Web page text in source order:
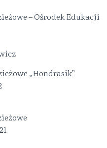
– Ośrodek Edukacji
„Hondrasik”